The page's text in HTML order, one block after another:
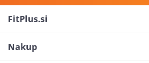
FitPlus.si
Nakup